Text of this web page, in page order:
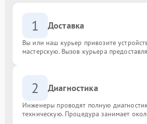
1 Доставка
Вы или наш курьер привозите
мастерскую. Вызов курьера
2 Диагностика
Инженеры проводят полную
техническую. Процедура занимает